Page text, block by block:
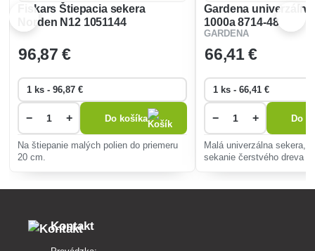
Fiskars Štiepacia sekera
Norden N12 1051144
96,87 €
− + Do košíka
Na štiepanie malých polien do priemeru
20 cm.
Gardena univerzálna
1000a 8714-48
GARDENA
66,41 €
− + Do
Malá univerzálna sekera,
sekanie čerstvého dreva
Kontakt